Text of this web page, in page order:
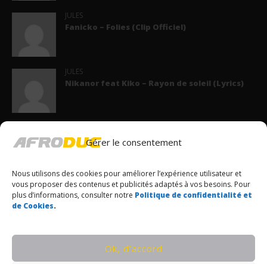
Gérer le consentement
Nous utilisons des cookies pour améliorer l’expérience utilisateur et
vous proposer des contenus et publicités adaptés à vos besoins. Pour
plus d’informations, consulter notre Politique de confidentialité et
de Cookies.
Ok, d’accord
JULES
Fanicko – Folies (Clip Officiel)
JULES
Nikanor feat Kiko – Rayon de soleil (Lyrics)
Kocee feat KS Bloom – Stranger (Lyrics)
POPULAIRES CE JOUR
VEN1 feat 2ZES – ISACK HADJAR (Lyrics)
© Copyrights Afroduc | Tous droits réservés